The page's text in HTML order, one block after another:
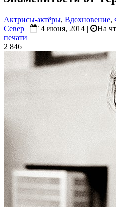
Актрисы-актёры, Вдохновение,
Север | 14 июня, 2014 | На
печати
2 846